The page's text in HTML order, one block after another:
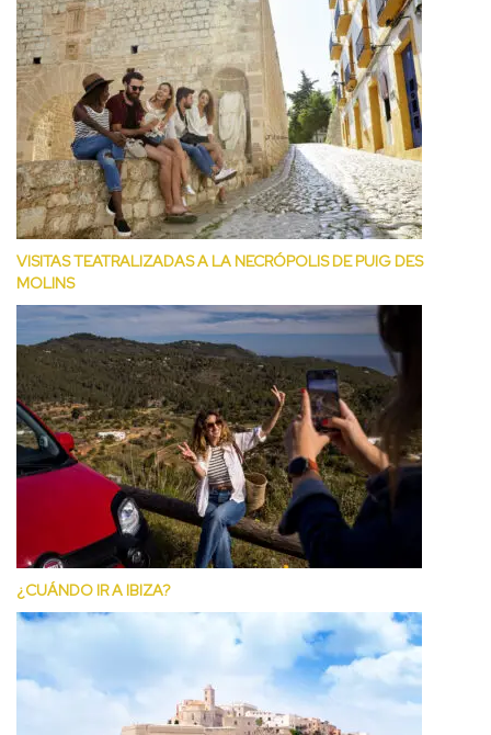
VISITAS TEATRALIZADAS A LA NECRÓPOLIS DE PUIG DES
MOLINS
¿CUÁNDO IR A IBIZA?